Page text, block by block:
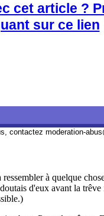
cet article ?
sur ce lien
contactez moderation-